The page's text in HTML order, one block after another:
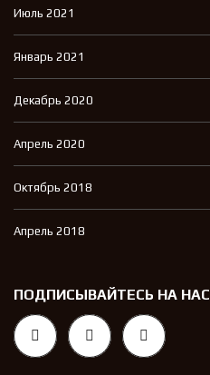
Июль 2021
Январь 2021
Декабрь 2020
Апрель 2020
Октябрь 2018
Апрель 2018
ПОДПИСЫВАЙТЕСЬ НА НАС